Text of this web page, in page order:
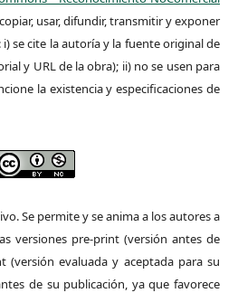
usar, difundir, transmitir y exponer
se cite la autoría y la fuente original de
y URL de la obra); ii) no se usen para
la existencia y especificaciones de
Se permite y se anima a los autores a
versiones pre-print (versión antes de
(versión evaluada y aceptada para su
de su publicación, ya que favorece